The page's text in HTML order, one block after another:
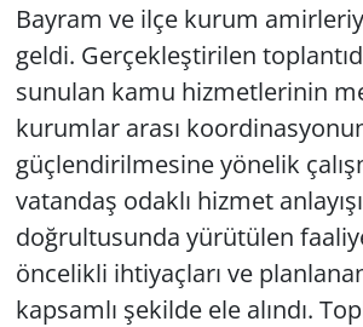
Bayram ve ilçe kurum
geldi. Gerçekleştirilen
sunulan kamu hizmetlerinin
kurumlar arası
güçlendirilmesine yönelik
vatandaş odaklı hizmet anlayışı
doğrultusunda yürütülen
öncelikli ihtiyaçları ve
kapsamlı şekilde ele alındı.